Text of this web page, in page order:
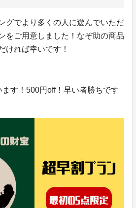
グでより多くの人に遊んでいただ
をご用意しました！なぞ助の商品
ければ幸いです！
す！500円off！早い者勝ちです